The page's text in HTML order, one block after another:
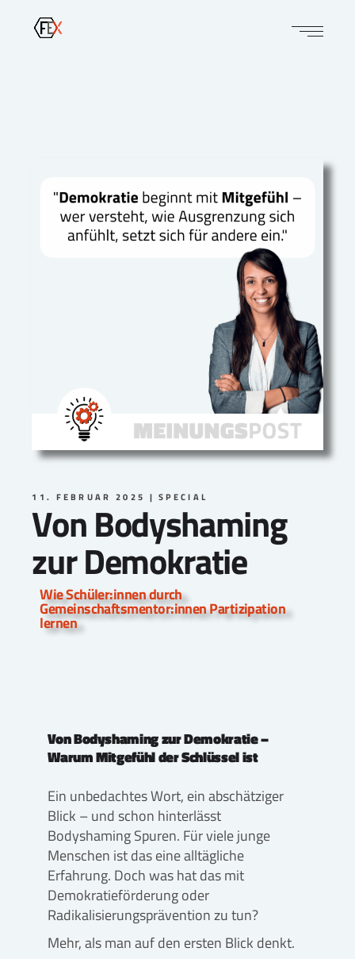
11. FEBRUAR 2025 SPECIAL
Von Bodyshaming
zur Demokratie
Wie Schüler:innen durch
Gemeinschaftsmentor:innen Partizipation
lernen
Von Bodyshaming zur Demokratie –
Warum Mitgefühl der Schlüssel ist
Ein unbedachtes Wort, ein abschätziger
Blick – und schon hinterlässt
Bodyshaming Spuren. Für viele junge
Menschen ist das eine alltägliche
Erfahrung. Doch was hat das mit
Demokratieförderung oder
Radikalisierungsprävention zu tun?
Mehr, als man auf den ersten Blick denkt.